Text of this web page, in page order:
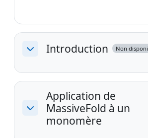
ReplierIntroduction Non
Replier
Application de
MassiveFold à un
monomère